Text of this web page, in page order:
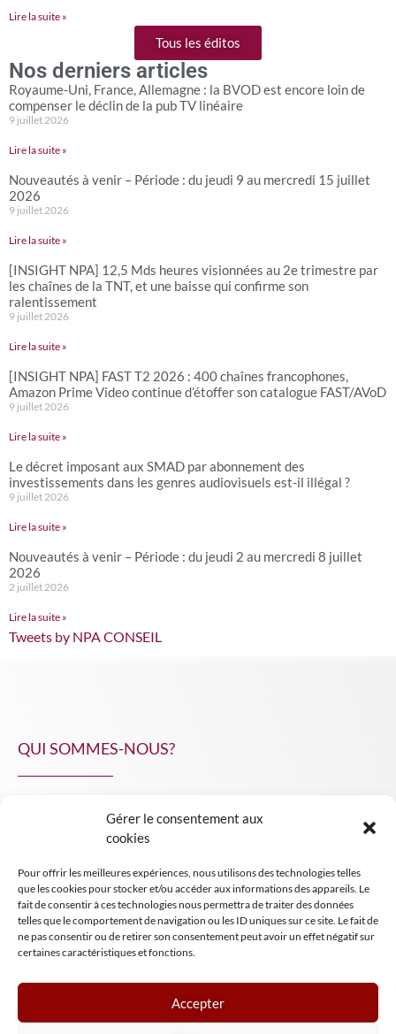
Gérer le consentement aux
cookies
Pour offrir les meilleures expériences, nous utilisons des technologies telles
que les cookies pour stocker et/ou accéder aux informations des appareils. Le
fait de consentir à ces technologies nous permettra de traiter des données
telles que le comportement de navigation ou les ID uniques sur ce site. Le fait de
ne pas consentir ou de retirer son consentement peut avoir un effet négatif sur
certaines caractéristiques et fonctions.
Accepter
Lire la suite »
Tous les éditos
Nos derniers articles
Royaume-Uni, France, Allemagne : la BVOD est encore loin de
compenser le déclin de la pub TV linéaire
9 juillet 2026
Lire la suite »
Nouveautés à venir – Période : du jeudi 9 au mercredi 15 juillet
2026
9 juillet 2026
Lire la suite »
[INSIGHT NPA] 12,5 Mds heures visionnées au 2e trimestre par
les chaînes de la TNT, et une baisse qui confirme son
ralentissement
9 juillet 2026
Lire la suite »
[INSIGHT NPA] FAST T2 2026 : 400 chaînes francophones,
Amazon Prime Video continue d’étoffer son catalogue FAST/AVoD
9 juillet 2026
Lire la suite »
Le décret imposant aux SMAD par abonnement des
investissements dans les genres audiovisuels est-il illégal ?
9 juillet 2026
Lire la suite »
Nouveautés à venir – Période : du jeudi 2 au mercredi 8 juillet
2026
2 juillet 2026
Lire la suite »
Tweets by NPA CONSEIL
QUI SOMMES-NOUS?
INSIGHT NPA
Mentions légales